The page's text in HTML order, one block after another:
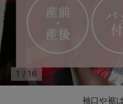
快適機能ウェア特集 トップ
快適機能ウェア特集 ボトムス
快適機能ウェア特集 パジャ
erbaviva（エルバビーバ）
袖口や裾
1 / 16